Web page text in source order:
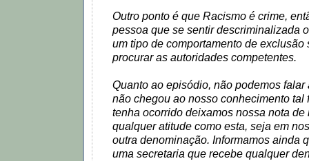
Outro ponto é que Racismo é crime,
pessoa que se sentir descriminalizada
um tipo de comportamento de exclusão
procurar as autoridades competentes.
Quanto ao episódio, não podemos falar
não chegou ao nosso conhecimento tal
tenha ocorrido deixamos nossa nota de
qualquer atitude como esta, seja em
outra denominação. Informamos ainda
uma secretaria que recebe qualquer